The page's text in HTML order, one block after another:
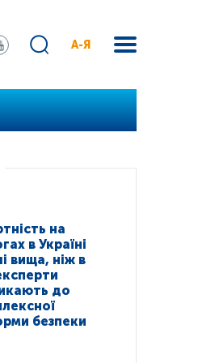
А-Я
на
в Україні
вища, ніж в
до
безпеки